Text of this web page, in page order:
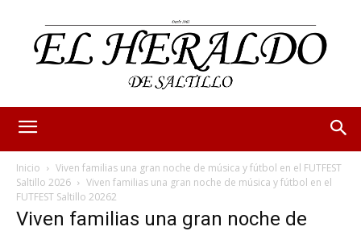
Inicio
Viven familias una gran noche de música y fútbol en el FUTFEST
Saltillo 2026
Viven familias una gran noche de música y fútbol en el
FUTFEST Saltillo 20262
Viven familias una gran noche de